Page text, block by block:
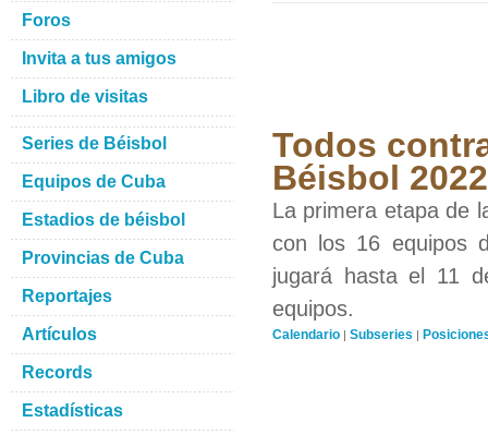
Todos
Béisbol 2022
La primera etapa de
con los 16 equipos
jugará hasta el 11
equipos.
Calendario | Subseries |
Foros
Invita a tus amigos
Libro de visitas
Series de Béisbol
Equipos de Cuba
Estadios de béisbol
Provincias de Cuba
Reportajes
Artículos
Records
Estadísticas